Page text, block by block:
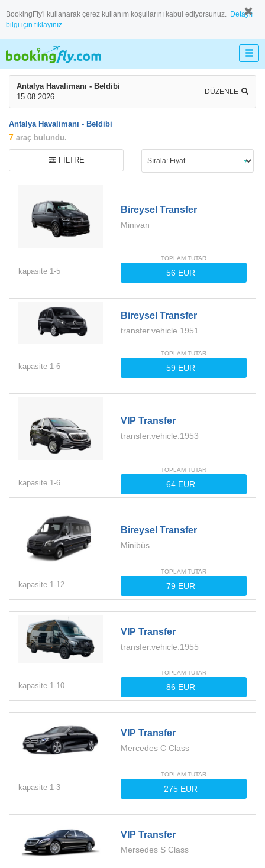
BookingFly'i kullanarak çerez kullanım koşullarını kabul ediyorsunuz. Detaylı
bilgi için tıklayınız.
Antalya Havalimanı - Beldibi
15.08.2026
DÜZENLE
Antalya Havalimanı - Beldibi
7 araç bulundu.
FILTRE
Bireysel Transfer
Minivan
kapasite 1-5
TOPLAM TUTAR
Bireysel Transfer
transfer.vehicle.1951
kapasite 1-6
TOPLAM TUTAR
VIP Transfer
transfer.vehicle.1953
kapasite 1-6
TOPLAM TUTAR
Bireysel Transfer
Minibüs
kapasite 1-12
TOPLAM TUTAR
VIP Transfer
transfer.vehicle.1955
kapasite 1-10
TOPLAM TUTAR
VIP Transfer
Mercedes C Class
kapasite 1-3
TOPLAM TUTAR
VIP Transfer
Mersedes S Class